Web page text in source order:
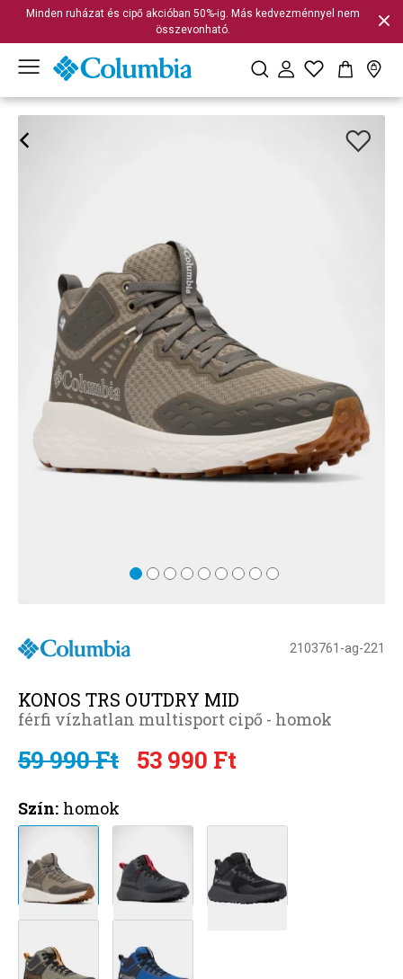
Minden ruházat és cipő akcióban 50%-ig. Más kedvezménnyel nem
összevonható.
2103761-ag-221
KONOS TRS OUTDRY MID
férfi vízhatlan multisport cipő - homok
59 990 Ft 53 990 Ft
Szín: homok